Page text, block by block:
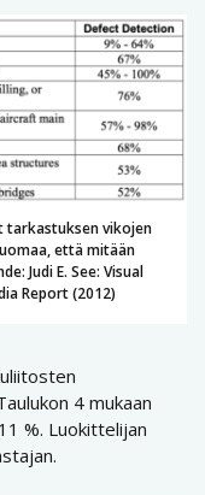
tarkastuksen vikojen
että mitään
Judi E. See: Visual
Report (2012)
4 mukaan
%. Luokittelijan